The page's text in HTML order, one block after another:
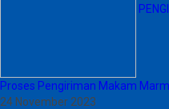
Proses Pengiriman Makam
24 November 2023